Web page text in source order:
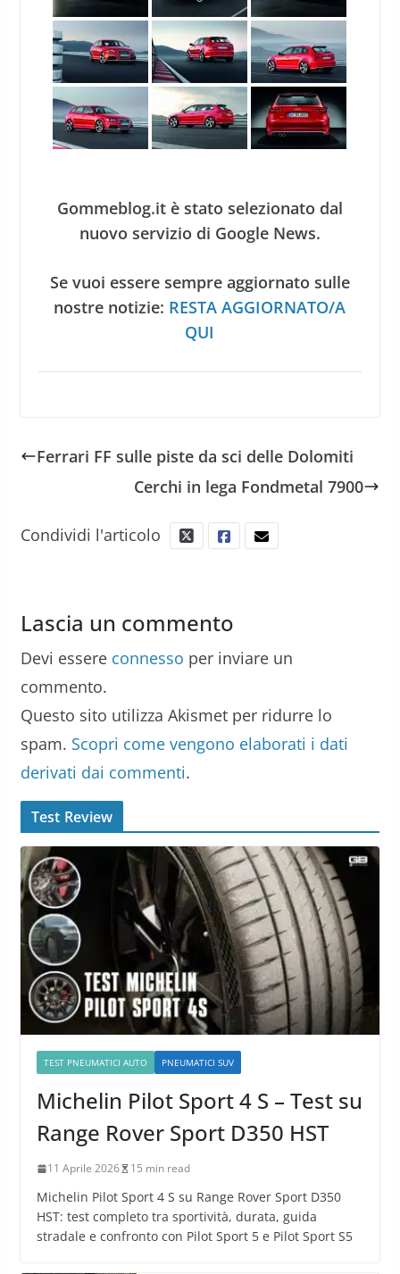
Gommeblog.it è stato selezionato dal
nuovo servizio di Google News.
Se vuoi essere sempre aggiornato sulle
nostre notizie: RESTA AGGIORNATO/A
QUI
Ferrari FF sulle piste da sci delle Dolomiti
Cerchi in lega Fondmetal 7900
Condividi l'articolo
Lascia un commento
Devi essere connesso per inviare un
commento.
Questo sito utilizza Akismet per ridurre lo
spam. Scopri come vengono elaborati i dati
derivati dai commenti.
Test Review
TEST PNEUMATICI AUTO PNEUMATICI SUV
Michelin Pilot Sport 4 S – Test su
Range Rover Sport D350 HST
11 Aprile 2026 15 min read
Michelin Pilot Sport 4 S su Range Rover Sport D350
HST: test completo tra sportività, durata, guida
stradale e confronto con Pilot Sport 5 e Pilot Sport S5